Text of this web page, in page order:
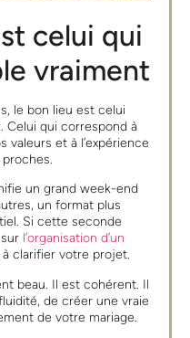
celui qui
vraiment
le bon lieu est celui
Celui qui correspond à
valeurs et à l’expérience
un grand week-end
un format plus
Si cette seconde
l’organisation d’un
clarifier votre projet.
beau. Il est cohérent. Il
de créer une vraie
de votre mariage.